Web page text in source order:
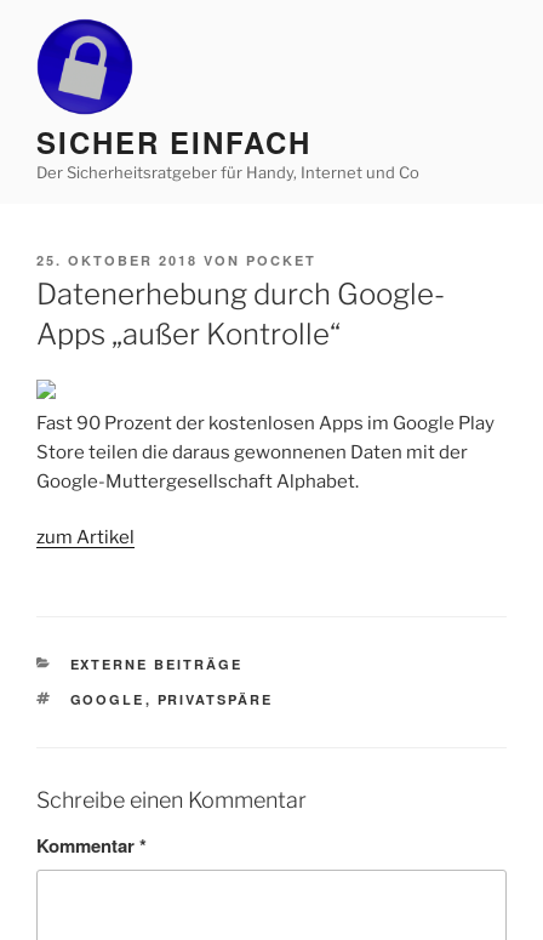
Inhalt
springen
SICHER EINFACH
Der Sicherheitsratgeber für Handy, Internet und Co
VERÖFFENTLICHT
AM
25. OKTOBER 2018 VON POCKET
Datenerhebung durch Google-
Apps „außer Kontrolle“
Fast 90 Prozent der kostenlosen Apps im Google Play
Store teilen die daraus gewonnenen Daten mit der
Google-Muttergesellschaft Alphabet.
zum Artikel
KATEGORIEN
EXTERNE BEITRÄGE
SCHLAGWÖRTER
GOOGLE , PRIVATSPÄRE
Schreibe einen Kommentar
Kommentar*